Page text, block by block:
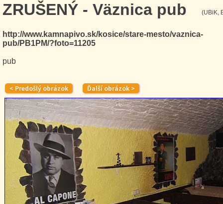
ZRUŠENÝ - Väznica pub
http://www.kamnapivo.sk/kosice/stare-mesto/vaznica-
pub/PB1PM/?foto=11205
pub
(UBiK,